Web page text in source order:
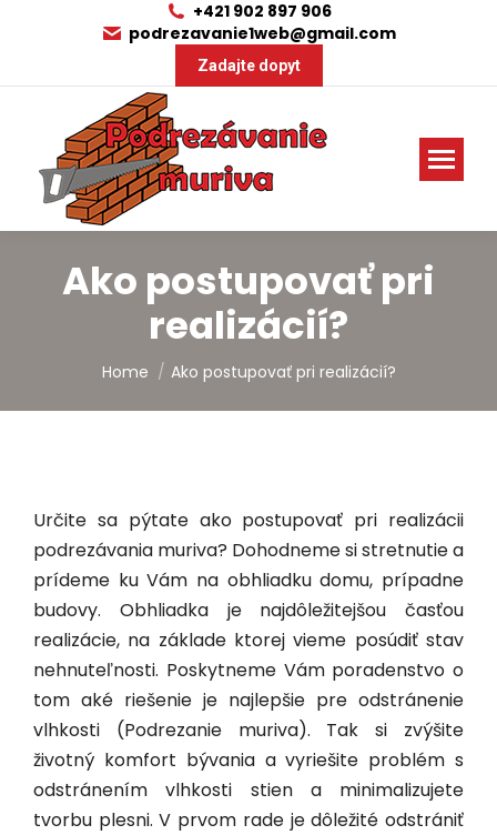
+421 902 897 906
podrezavanie1web@gmail.com
Zadajte dopyt
Ako postupovať pri
realizácií?
You are here:
Home Ako postupovať pri realizácií?
Určite sa pýtate ako postupovať pri realizácii
podrezávania muriva? Dohodneme si stretnutie a
prídeme ku Vám na obhliadku domu, prípadne
budovy. Obhliadka je najdôležitejšou časťou
realizácie, na základe ktorej vieme posúdiť stav
nehnuteľnosti. Poskytneme Vám poradenstvo o
tom aké riešenie je najlepšie pre odstránenie
vlhkosti (Podrezanie muriva). Tak si zvýšite
životný komfort bývania a vyriešite problém s
odstránením vlhkosti stien a minimalizujete
tvorbu plesni. V prvom rade je dôležité odstrániť